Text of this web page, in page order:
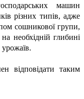
машин
різних типів, адже
сошникової групи,
необхідній глибині
відповідати таким